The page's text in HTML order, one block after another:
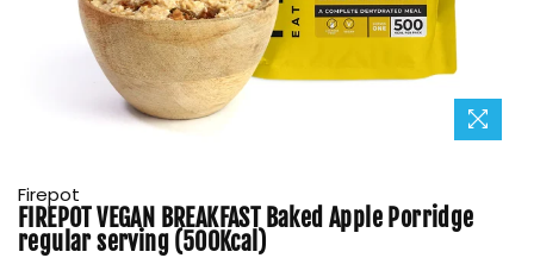
Firepot
FIREPOT VEGAN BREAKFAST Baked Apple Porridge
regular serving (500Kcal)